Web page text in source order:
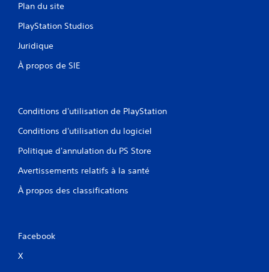
Plan du site
PlayStation Studios
Juridique
À propos de SIE
Conditions d'utilisation de PlayStation
Conditions d'utilisation du logiciel
Politique d'annulation du PS Store
Avertissements relatifs à la santé
À propos des classifications
Facebook
X